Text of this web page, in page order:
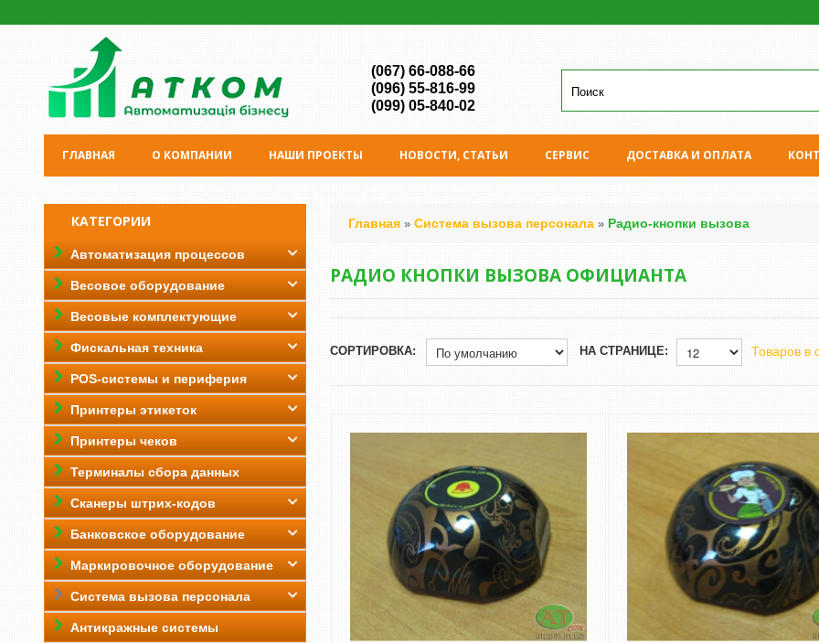
(067) 66-088-66
(096) 55-816-99
(099) 05-840-02
ГЛАВНАЯ О КОМПАНИИ НАШИ ПРОЕКТЫ НОВОСТИ, СТАТЬИ СЕРВИС ДОСТАВКА И ОПЛАТА
КАТЕГОРИИ
Автоматизация процессов
Весовое оборудование
Весовые комплектующие
Фискальная техника
POS-системы и периферия
Принтеры этикеток
Принтеры чеков
Терминалы сбора данных
Сканеры штрих-кодов
Банковское оборудование
Маркировочное оборудование
Система вызова персонала
Антикражные системы
Главная» Система вызова персонала » Радио-кнопки вызова
РАДИО КНОПКИ ВЫЗОВА ОФИЦИАНТА
СОРТИРОВКА: НА СТРАНИЦЕ: Товаров в